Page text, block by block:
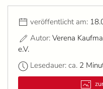
veröffentlicht am:
Autor: Verena
e.V.
Lesedauer: ca. 2